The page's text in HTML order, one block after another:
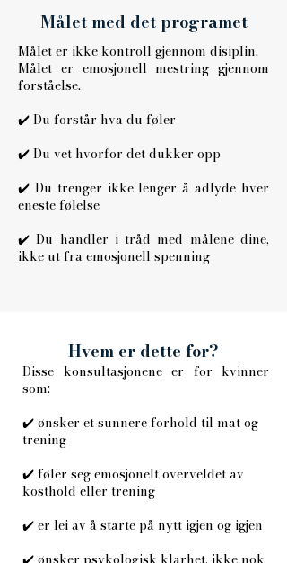
Målet med det programet
Målet er ikke kontroll gjennom disiplin.
Målet er emosjonell mestring gjennom
forståelse.
✔️ Du forstår hva du føler
✔️ Du vet hvorfor det dukker opp
✔️ Du trenger ikke lenger å adlyde hver
eneste følelse
✔️ Du handler i tråd med målene dine,
ikke ut fra emosjonell spenning
Hvem er dette for?
Disse konsultasjonene er for kvinner
som:
✔️ ønsker et sunnere forhold til mat og
trening
✔️ føler seg emosjonelt overveldet av
kosthold eller trening
✔️ er lei av å starte på nytt igjen og igjen